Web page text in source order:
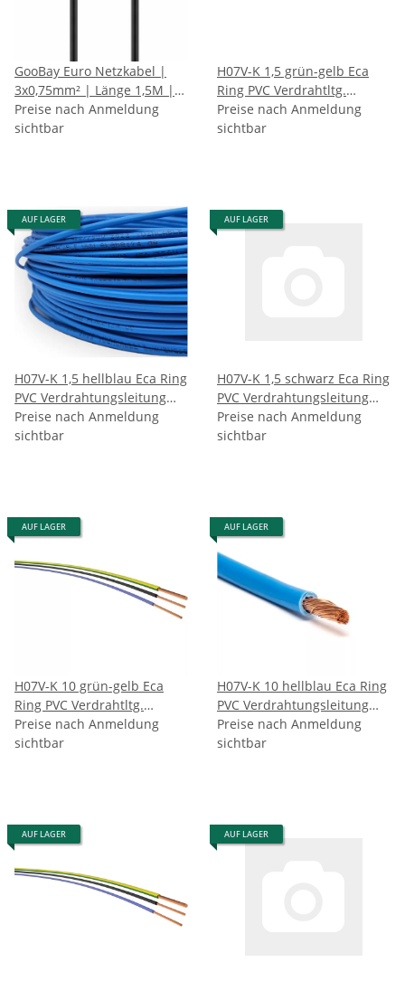
GooBay Euro Netzkabel |
3x0,75mm² | Länge 1,5M |
Schwarz
Preise nach Anmeldung
sichtbar
H07V-K 1,5 grün-gelb Eca
Ring PVC Verdrahtltg.
flexibel RAL6018/1021
(100Meter)
Preise nach Anmeldung
sichtbar
AUF LAGER
H07V-K 1,5 hellblau Eca Ring
PVC Verdrahtungsleitung
flexibel RAL5015 (100Meter)
Preise nach Anmeldung
sichtbar
AUF LAGER
H07V-K 1,5 schwarz Eca Ring
PVC Verdrahtungsleitung
flexibel RAL9005 (100Meter)
Preise nach Anmeldung
sichtbar
AUF LAGER
H07V-K 10 grün-gelb Eca
Ring PVC Verdrahtltg.
flexibel RAL6018/1021
(100Meter)
Preise nach Anmeldung
sichtbar
AUF LAGER
H07V-K 10 hellblau Eca Ring
PVC Verdrahtungsleitung
flexibel RAL5015 (100Meter)
Preise nach Anmeldung
sichtbar
AUF LAGER AUF LAGER